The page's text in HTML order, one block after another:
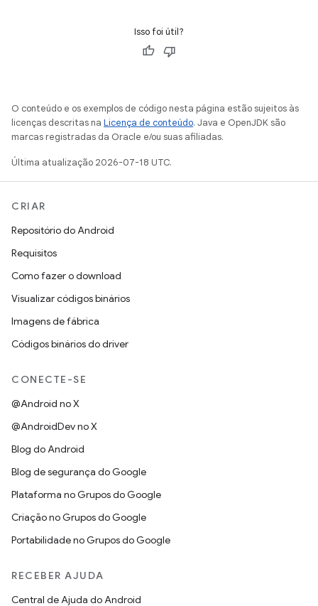
Isso foi útil?
O conteúdo e os exemplos de código nesta página estão sujeitos às
licenças descritas na Licença de conteúdo. Java e OpenJDK são
marcas registradas da Oracle e/ou suas afiliadas.
Última atualização 2026-07-18 UTC.
CRIAR
Repositório do Android
Requisitos
Como fazer o download
Visualizar códigos binários
Imagens de fábrica
Códigos binários do driver
CONECTE-SE
@Android no X
@AndroidDev no X
Blog do Android
Blog de segurança do Google
Plataforma no Grupos do Google
Criação no Grupos do Google
Portabilidade no Grupos do Google
RECEBER AJUDA
Central de Ajuda do Android